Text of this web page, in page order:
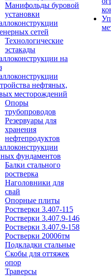
Манифольды буровой
установки
сетей
Технологические
эстакады
на
нефтяных,
месторождений
Опоры
трубопроводов
Резервуары для
хранения
нефтепродуктов
фундаментов
Балки стального
ростверка
Наголовники для
свай
Опорные плиты
Ростверки 3.407-115
Ростверки 3.407.9-146
Ростверки 3.407.9-158
Ростверки 20006тм
Подкладки стальные
Скобы для оттяжек
опор
Траверсы